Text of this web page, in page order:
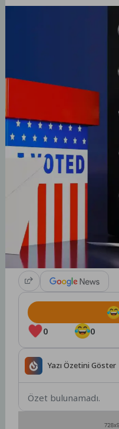
0 0
Yazı Özetini Göster
Özet bulunamadı.